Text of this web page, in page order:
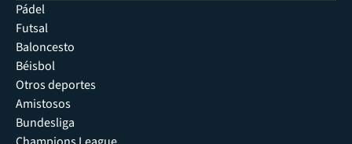
Pádel
Futsal
Baloncesto
Béisbol
Otros deportes
Amistosos
Bundesliga